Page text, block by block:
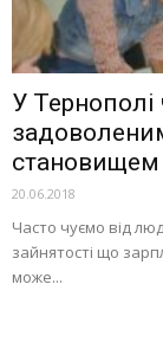
У
становищем
20.06.2018
Часто чуємо від
зайнятості що
може...